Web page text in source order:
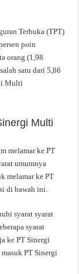
Terbuka (TPT)
poin
orang (1,98
satu dari 5,86
Multi
Multi
melamar ke PT
umumnya
melamar ke PT
di bawah ini.
syarat syarat
syarat
ke PT Sinergi
PT Sinergi